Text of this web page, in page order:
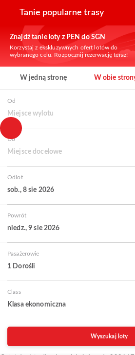
Tanie popularne trasy
Znajdź tanie loty z PEN do SGN
Korzystaj z ekskluzywnych ofert lotów do
wybranego celu. Rozpocznij rezerwację teraz!
W jedną stronę W obie
Od
Miejsce wylotu
Do
Miejsce docelowe
Odlot
sob., 8 sie 2026
Powrót
niedz., 9 sie 2026
Pasażerowie
1 Dorośli
Class
Klasa ekonomiczna
Wyszukaj loty